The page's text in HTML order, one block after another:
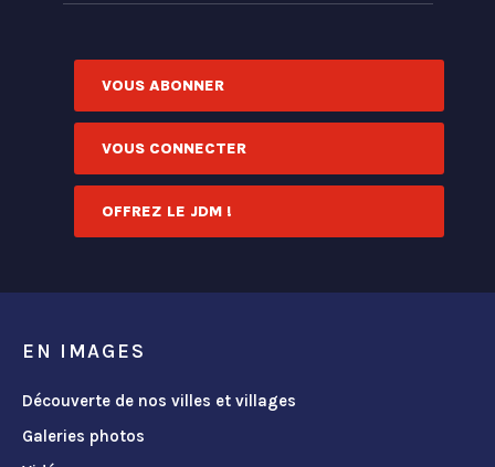
VOUS ABONNER
VOUS CONNECTER
OFFREZ LE JDM !
EN IMAGES
Découverte de nos villes et villages
Galeries photos